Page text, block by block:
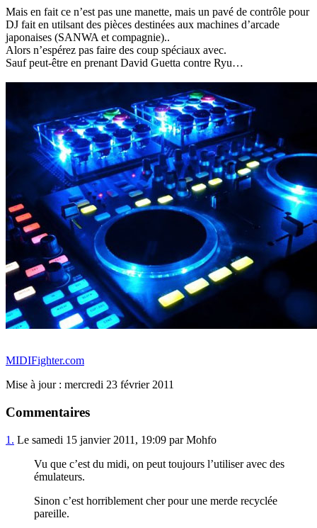
Mais en fait ce n’est pas une manette, mais un pavé de contrôle pour
DJ fait en utilsant des pièces destinées aux machines d’arcade
japonaises (SANWA et compagnie)..
Alors n’espérez pas faire des coup spéciaux avec.
Sauf peut-être en prenant David Guetta contre Ryu…
MIDIFighter.com
Mise à jour : mercredi 23 février 2011
Commentaires
1. Le samedi 15 janvier 2011, 19:09 par Mohfo
Vu que c’est du midi, on peut toujours l’utiliser avec des
émulateurs.
Sinon c’est horriblement cher pour une merde recyclée
pareille.